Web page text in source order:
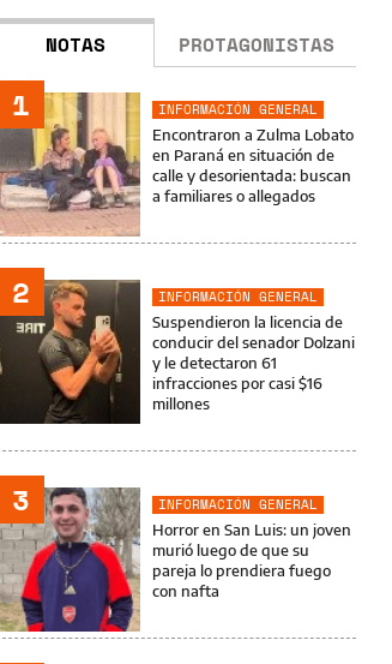
NOTAS PROTAGONISTAS
1
INFORMACIÓN GENERAL
Encontraron a Zulma Lobato
en Paraná en situación de
calle y desorientada: buscan
a familiares o allegados
2
INFORMACIÓN GENERAL
Suspendieron la licencia de
conducir del senador Dolzani
y le detectaron 61
infracciones por casi $16
millones
3
INFORMACIÓN GENERAL
Horror en San Luis: un joven
murió luego de que su
pareja lo prendiera fuego
con nafta